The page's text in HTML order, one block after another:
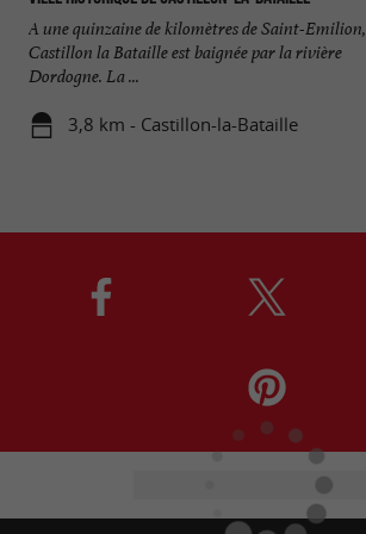
A une quinzaine de kilomètres de Saint-Emilion,
Castillon la Bataille est baignée par la rivière
Dordogne. La ...
3,8 km - Castillon-la-Bataille